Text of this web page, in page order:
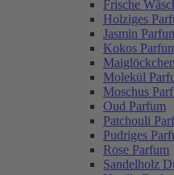
Frische
Holziges
Jasmin
Kokos
Molekül
Moschus
Oud Parfum
Patchouli
Pudriges
Rose Parfum
Sandelholz